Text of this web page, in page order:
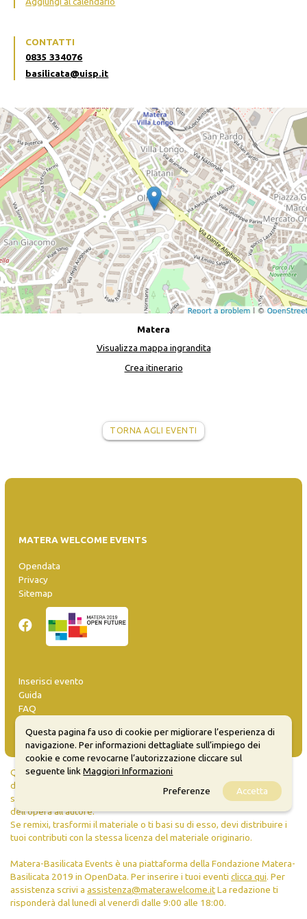
CONTATTI
0835 334076
basilicata@uisp.it
Matera
Visualizza mappa ingrandita
Crea itinerario
TORNA AGLI EVENTI
MATERA WELCOME EVENTS
Opendata
Privacy
Sitemap
Inserisci evento
Guida
FAQ
Quanto realizzato è sottoposto a licenza CC-BY-SA che permette di
distribuire, modificare, creare opere derivate dall'originale, anche a
scopi commerciali, a condizione che venga riconosciuta la paternità
dell'opera all'autore.
Se remixi, trasformi il materiale o ti basi su di esso, devi distribuire i
tuoi contributi con la stessa licenza del materiale originario.
Matera-Basilicata Events è una piattaforma della Fondazione Matera-
Basilicata 2019 in OpenData. Per inserire i tuoi eventi clicca qui. Per
assistenza scrivi a assistenza@materawelcome.itLa redazione ti
risponderà dal lunedì al venerdì dalle 9:00 alle 18:00.
Questa pagina fa uso di cookie per migliorare l’esperienza di
navigazione. Per informazioni dettagliate sull’impiego dei
cookie e come revocarne l’autorizzazione cliccare sul
seguente linkMaggiori Informazioni
Preferenze
Accetta